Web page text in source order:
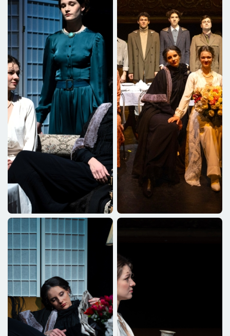
Versinyin
Horváth Gábriel
Tuzenbah
Lajcsik Domonkos
Csebutikin
Varga Szabolcs
Szaljonij
Kirády Marcell
Fedotyik
Hostyinszki Máté
Laczkó Bálint
Anfisza
Juhász Róza